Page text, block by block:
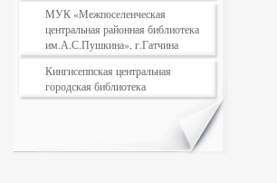
МУК «Межпоселенческая
центральная районная библиотека
им.А.С.Пушкина», г.Гатчина
Кингисеппская центральная
городская библиотека